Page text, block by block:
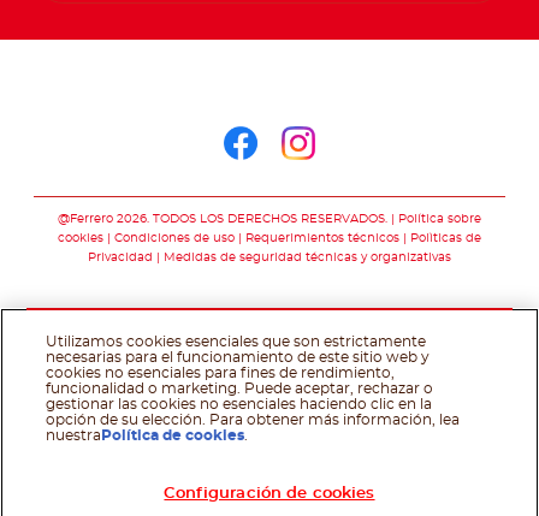
@Ferrero 2026. TODOS LOS DERECHOS RESERVADOS.
Política sobre
cookies
Condiciones de uso Requerimientos técnicos
Polìticas de
Privacidad
Medidas de seguridad técnicas y organizativas
Utilizamos cookies esenciales que son estrictamente
necesarias para el funcionamiento de este sitio web y
cookies no esenciales para fines de rendimiento,
funcionalidad o marketing. Puede aceptar, rechazar o
gestionar las cookies no esenciales haciendo clic en la
opción de su elección. Para obtener más información, lea
nuestra Política de cookies
Configuración de cookies